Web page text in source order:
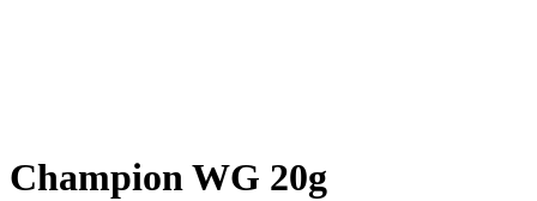
Champion WG 20g